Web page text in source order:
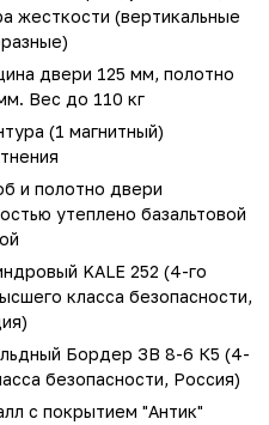
жесткости (вертикальные
двери 125 мм, полотно
Вес до 110 кг
(1 магнитный)
и полотно двери
утеплено базальтовой
KALE 252 (4-го
класса безопасности,
Бордер ЗВ 8-6 К5 (4-
безопасности, Россия)
с покрытием "Антик"